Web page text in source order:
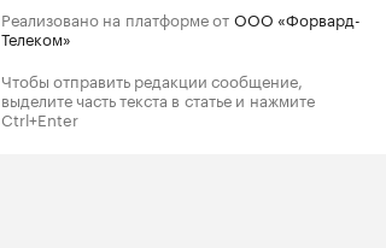
Реализовано на платформе от ООО «Форвард-
Телеком»
Чтобы отправить редакции сообщение,
выделите часть текста в статье и нажмите
Ctrl+Enter